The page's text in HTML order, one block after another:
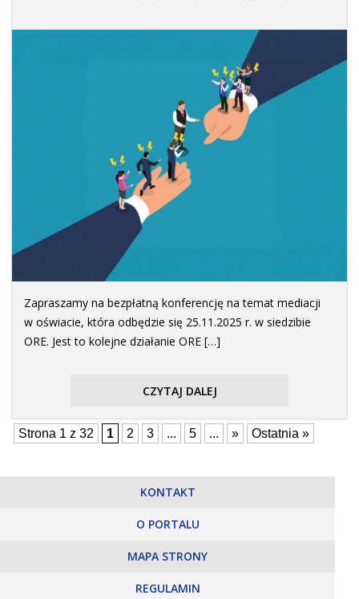
Zapraszamy na bezpłatną konferencję na temat mediacji
w oświacie, która odbędzie się 25.11.2025 r. w siedzibie
ORE. Jest to kolejne działanie ORE […]
CZYTAJ DALEJ
Strona 1 z 32 1 2 3 ... 5 ... » Ostatnia »
KONTAKT
O PORTALU
MAPA STRONY
REGULAMIN